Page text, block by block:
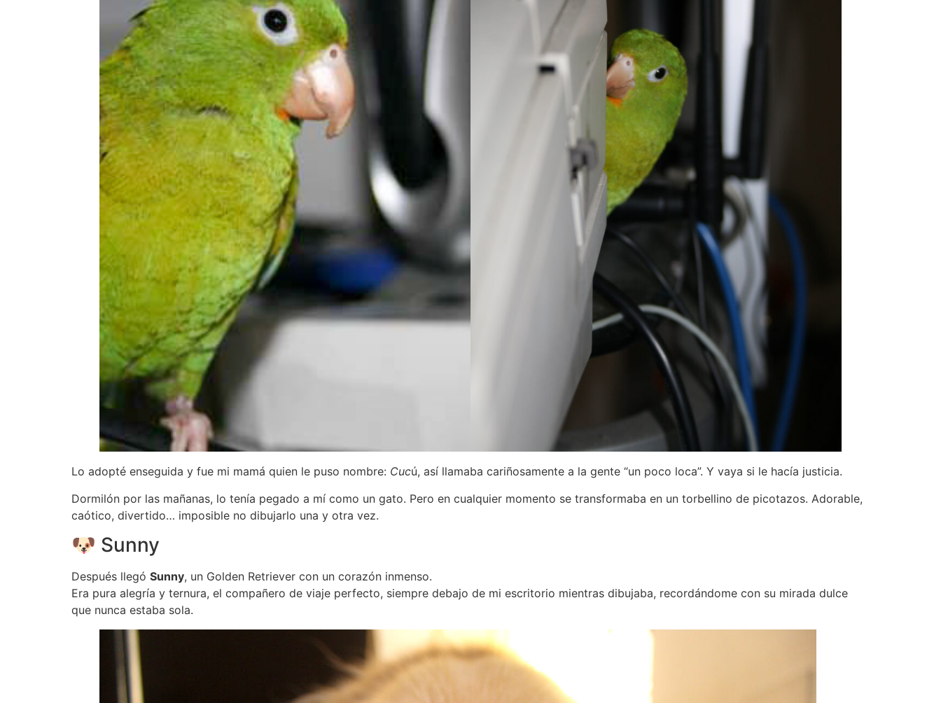
Lo adopté enseguida y fue mi mamá quien le puso nombre: Cucú, así llamaba cariñosamente a la gente “un poco loca”. Y vaya si le hacía justicia.
Dormilón por las mañanas, lo tenía pegado a mí como un gato. Pero en cualquier momento se transformaba en un torbellino de picotazos. Adorable,
caótico, divertido… imposible no dibujarlo una y otra vez.
🐶 Sunny
Después llegó Sunny, un Golden Retriever con un corazón inmenso.
Era pura alegría y ternura, el compañero de viaje perfecto, siempre debajo de mi escritorio mientras dibujaba, recordándome con su mirada dulce
que nunca estaba sola.